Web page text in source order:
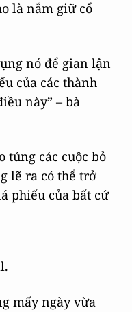
là nắm giữ cổ
nó để gian lận
của các thành
này” – bà
túng các cuộc bỏ
lẽ ra có thể trở
phiếu của bất cứ
mấy ngày vừa